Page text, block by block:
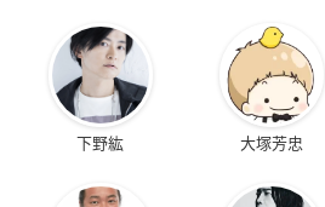
下野紘 大塚芳忠